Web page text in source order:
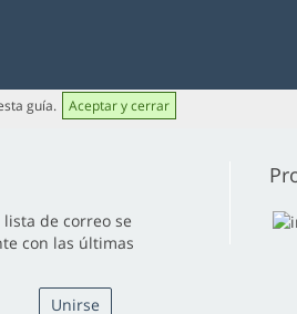
guía. Aceptar y cerrar
de correo se
con las últimas